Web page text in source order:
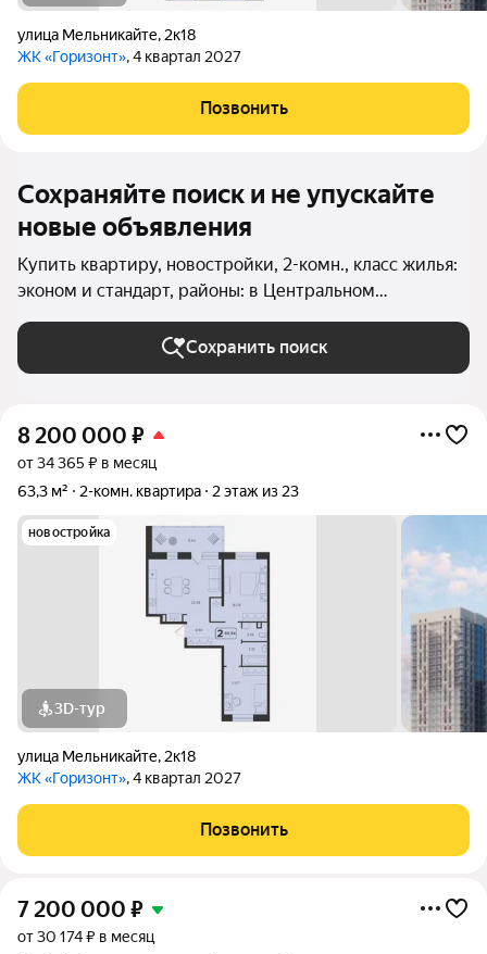
улица Мельникайте, 2к18
ЖК «Горизонт», 4 квартал 2027
Позвонить
Сохраняйте поиск и не упускайте
новые объявления
Купить квартиру, новостройки, 2-комн., класс жилья:
эконом и стандарт, районы: в Центральном
административном округе (Тюмень) в Тюмени
Сохранить поиск
8 200 000 ₽
от 34 365 ₽ в месяц
63,3 м²
2-комн. квартира 2 этаж из 23
новостройка
3D-тур
улица Мельникайте, 2к18
ЖК «Горизонт», 4 квартал 2027
Позвонить
7 200 000 ₽
от 30 174 ₽ в месяц